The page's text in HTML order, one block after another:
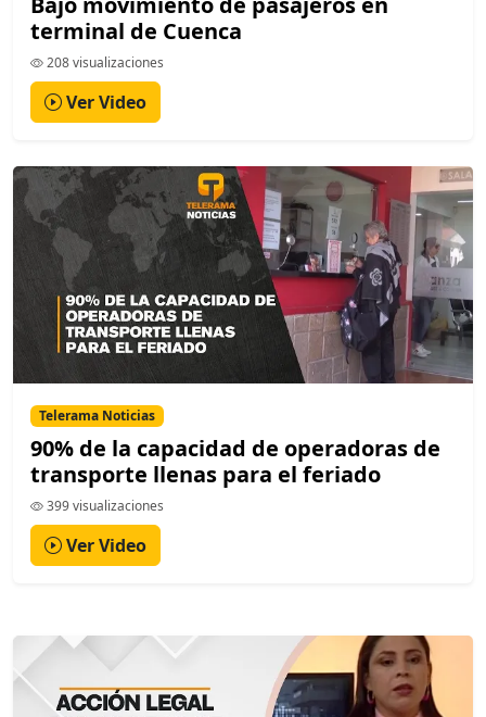
terminal de Cuenca
208 visualizaciones
Ver Video
Telerama Noticias
90% de la capacidad de operadoras de
transporte llenas para el feriado
399 visualizaciones
Ver Video